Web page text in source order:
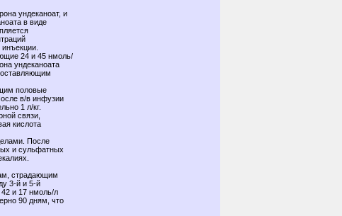
ундеканоат, и
в виде
24 и 45 нмоль/
ундеканоата
половые
в/в инфузии
1 л/кг.
связи,
кислота
После
и сульфатных
страдающим
3-й и 5-й
42 и 17 нмоль/л
90 дням, что